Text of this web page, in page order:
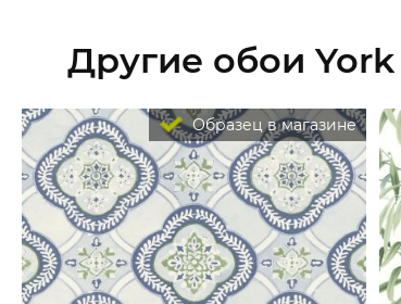
Другие обои
Образец в магазине